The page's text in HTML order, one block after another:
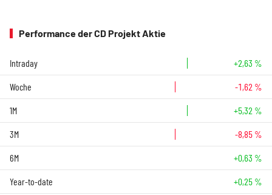
Performance der CD Projekt Aktie
Intraday +2,63 %
Woche -1,62 %
1M +5,32 %
3M -8,85 %
6M +0,63 %
Year-to-date +0,25 %